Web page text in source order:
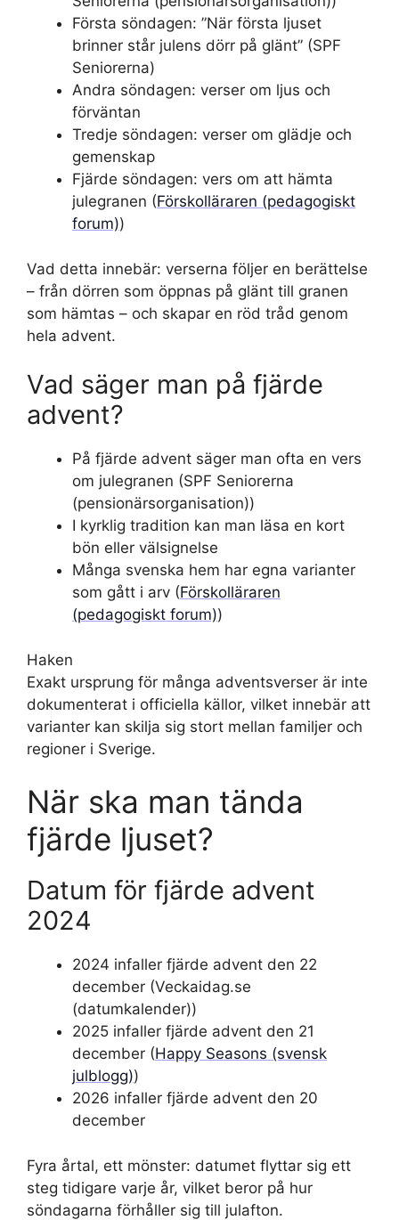
Första söndagen: ”När första ljuset
brinner står julens dörr på glänt” (SPF
Seniorerna)
Andra söndagen: verser om ljus och
förväntan
Tredje söndagen: verser om glädje och
gemenskap
Fjärde söndagen: vers om att hämta
julegranen (Förskolläraren (pedagogiskt
forum))
Vad detta innebär: verserna följer en berättelse
– från dörren som öppnas på glänt till granen
som hämtas – och skapar en röd tråd genom
hela advent.
Vad säger man på fjärde
advent?
På fjärde advent säger man ofta en vers
om julegranen (SPF Seniorerna
(pensionärsorganisation))
I kyrklig tradition kan man läsa en kort
bön eller välsignelse
Många svenska hem har egna varianter
som gått i arv (Förskolläraren
(pedagogiskt forum))
Haken
Exakt ursprung för många adventsverser är inte
dokumenterat i officiella källor, vilket innebär att
varianter kan skilja sig stort mellan familjer och
regioner i Sverige.
När ska man tända
fjärde ljuset?
Datum för fjärde advent
2024
2024 infaller fjärde advent den 22
december (Veckaidag.se
(datumkalender))
2025 infaller fjärde advent den 21
december (Happy Seasons (svensk
julblogg))
2026 infaller fjärde advent den 20
december
Fyra årtal, ett mönster: datumet flyttar sig ett
steg tidigare varje år, vilket beror på hur
söndagarna förhåller sig till julafton.